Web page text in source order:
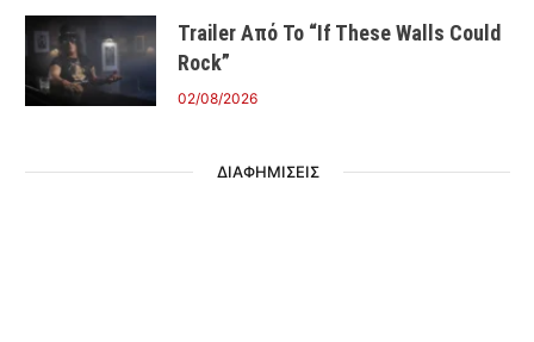
Trailer Από Το “If These Walls Could
Rock”
02/08/2026
ΔΙΑΦΗΜΙΣΕΙΣ